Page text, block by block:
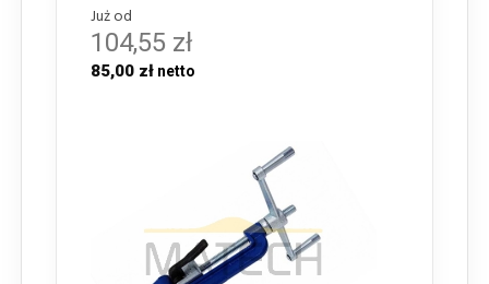
Już od
104,55 zł
85,00 zł